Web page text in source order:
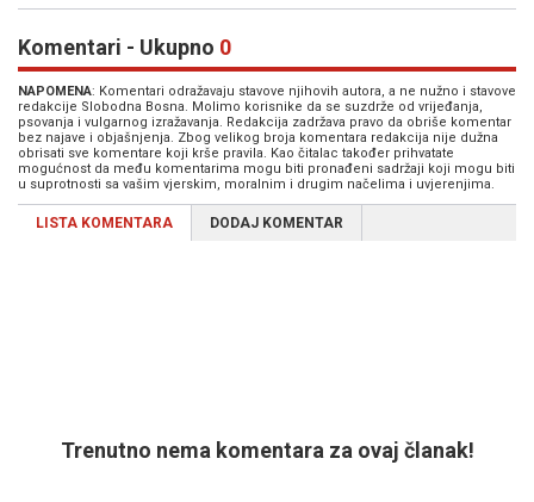
Komentari - Ukupno 0
NAPOMENA: Komentari odražavaju stavove njihovih autora, a ne nužno i stavove
redakcije Slobodna Bosna. Molimo korisnike da se suzdrže od vrijeđanja,
psovanja i vulgarnog izražavanja. Redakcija zadržava pravo da obriše komentar
bez najave i objašnjenja. Zbog velikog broja komentara redakcija nije dužna
obrisati sve komentare koji krše pravila. Kao čitalac također prihvatate
mogućnost da među komentarima mogu biti pronađeni sadržaji koji mogu biti
u suprotnosti sa vašim vjerskim, moralnim i drugim načelima i uvjerenjima.
LISTA KOMENTARA DODAJ KOMENTAR
Trenutno nema komentara za ovaj članak!